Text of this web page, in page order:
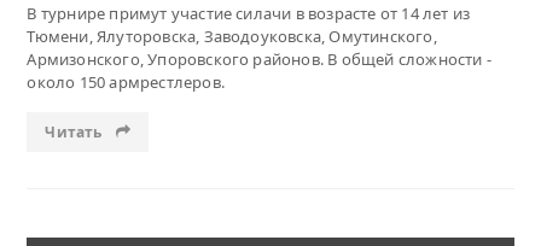
В турнире примут участие силачи в возрасте от 14 лет из
Тюмени, Ялуторовска, Заводоуковска, Омутинского,
Армизонского, Упоровского районов. В общей сложности -
около 150 армрестлеров.
Читать